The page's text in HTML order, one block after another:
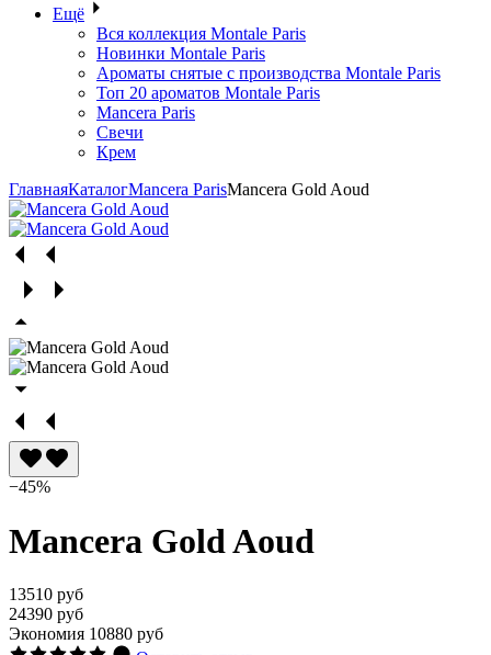
Ещё
Вся коллекция Montale Paris
Новинки Montale Paris
Ароматы cнятые с производства Montale Paris
Топ 20 ароматов Montale Paris
Mancera Paris
Свечи
Крем
ГлавнаяКаталогMancera ParisMancera Gold Aoud
−45%
Mancera Gold Aoud
13510 руб
24390 руб
Экономия 10880 руб